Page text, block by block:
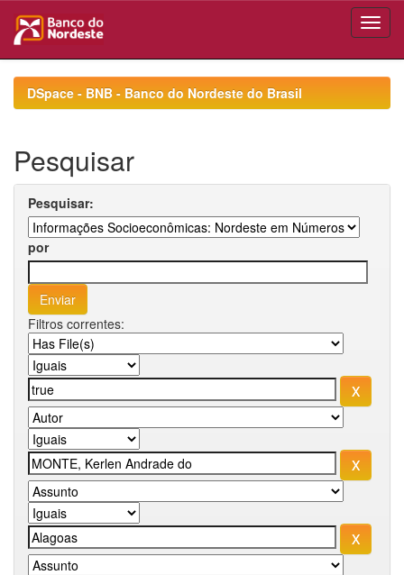
navigationDSpace - BNB - Banco do Nordeste do Brasil
Pesquisar
Pesquisar:
por
Filtros correntes: